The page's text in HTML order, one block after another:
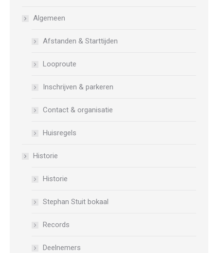
Algemeen
Afstanden & Starttijden
Looproute
Inschrijven & parkeren
Contact & organisatie
Huisregels
Historie
Historie
Stephan Stuit bokaal
Records
Deelnemers